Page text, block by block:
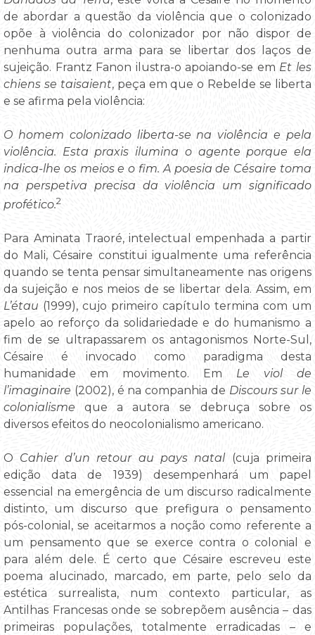
de abordar a questão da violência que o colonizado
opõe à violência do colonizador por não dispor de
nenhuma outra arma para se libertar dos laços de
sujeição. Frantz Fanon ilustra-o apoiando-se em Et les
chiens se taisaient, peça em que o Rebelde se liberta
e se afirma pela violência:
O homem colonizado liberta-se na violência e pela
violência. Esta praxis ilumina o agente porque ela
indica-lhe os meios e o fim. A poesia de Césaire toma
na perspetiva precisa da violência um significado
profético.2
Para Aminata Traoré, intelectual empenhada a partir
do Mali, Césaire constitui igualmente uma referência
quando se tenta pensar simultaneamente nas origens
da sujeição e nos meios de se libertar dela. Assim, em
L’étau (1999), cujo primeiro capítulo termina com um
apelo ao reforço da solidariedade e do humanismo a
fim de se ultrapassarem os antagonismos Norte-Sul,
Césaire é invocado como paradigma desta
humanidade em movimento. Em Le viol de
l’imaginaire (2002), é na companhia de Discours sur le
colonialisme que a autora se debruça sobre os
diversos efeitos do neocolonialismo americano.
O Cahier d’un retour au pays natal(cuja primeira
edição data de 1939) desempenhará um papel
essencial na emergência de um discurso radicalmente
distinto, um discurso que prefigura o pensamento
pós-colonial, se aceitarmos a noção como referente a
um pensamento que se exerce contra o colonial e
para além dele. É certo que Césaire escreveu este
poema alucinado, marcado, em parte, pelo selo da
estética surrealista, num contexto particular, as
Antilhas Francesas onde se sobrepõem ausência – das
primeiras populações, totalmente erradicadas – e